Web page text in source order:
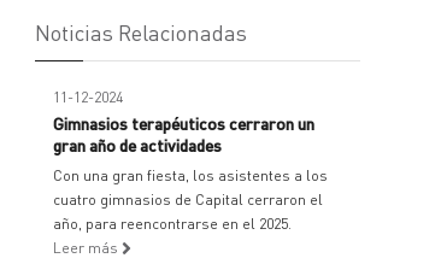
Noticias Relacionadas
11-12-2024
Gimnasios terapéuticos cerraron un
gran año de actividades
Con una gran fiesta, los asistentes a los
cuatro gimnasios de Capital cerraron el
año, para reencontrarse en el 2025.
Leer más